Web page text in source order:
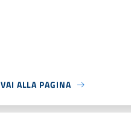
VAI ALLA PAGINA